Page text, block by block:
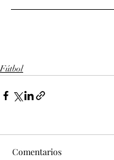
Fútbol
Comentarios